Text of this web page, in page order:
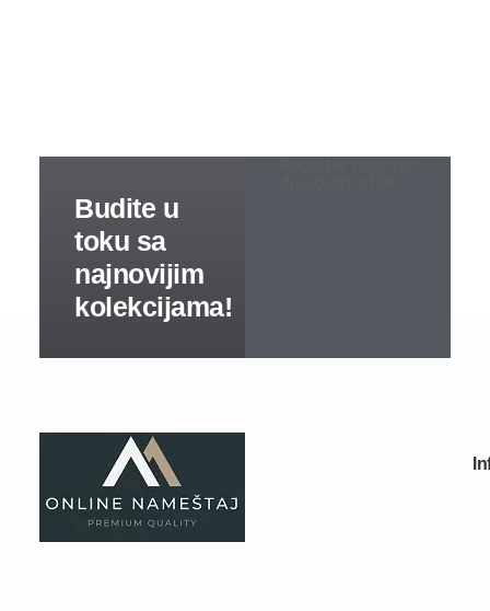
Kreveti na sprat
Predsoblja
Specijalne ponude
Predsoblja kompleti
Komode